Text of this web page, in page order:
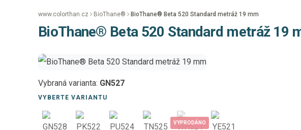
www.colorthan.cz BioThane® BioThane® Beta 520 Standard metráž 19 mm
BioThane® Beta 520 Standard metráž 19
Vybraná varianta: GN527
VYBERTE VARIANTU
VYPRODÁNO